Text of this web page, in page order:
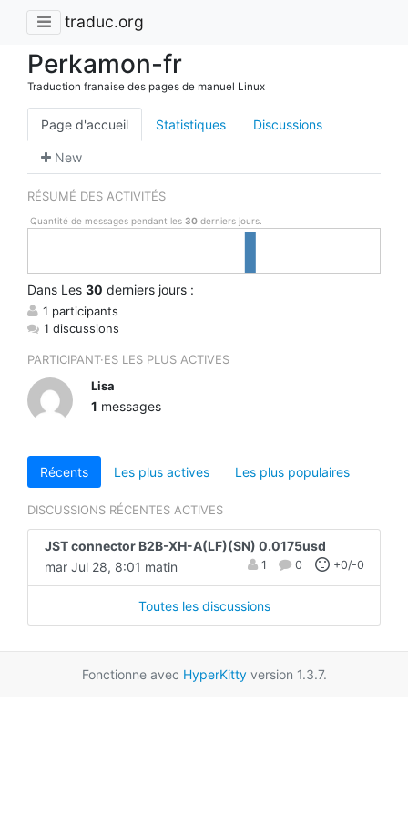
traduc.org
Perkamon-fr
Traduction franaise des pages de manuel Linux
Page d'accueil Statistiques Discussions
New
RÉSUMÉ DES ACTIVITÉS
Quantité de messages pendant les 30derniers jours.
Dans Les 30 derniers jours :
1 participants
1 discussions
PARTICIPANT·ES LES PLUS ACTIVES
Lisa
1 messages
Récents Les plus actives Les plus populaires
DISCUSSIONS RÉCENTES ACTIVES
JST connector B2B-XH-A(LF)(SN) 0.0175usd
mar Jul 28, 8:01 matin
1 0 +0/-0
Toutes les discussions
Fonctionne avec HyperKittyversion 1.3.7.